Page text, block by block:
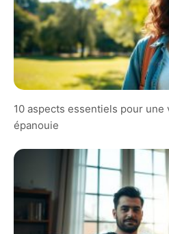
10 aspects essentiels pour
épanouie